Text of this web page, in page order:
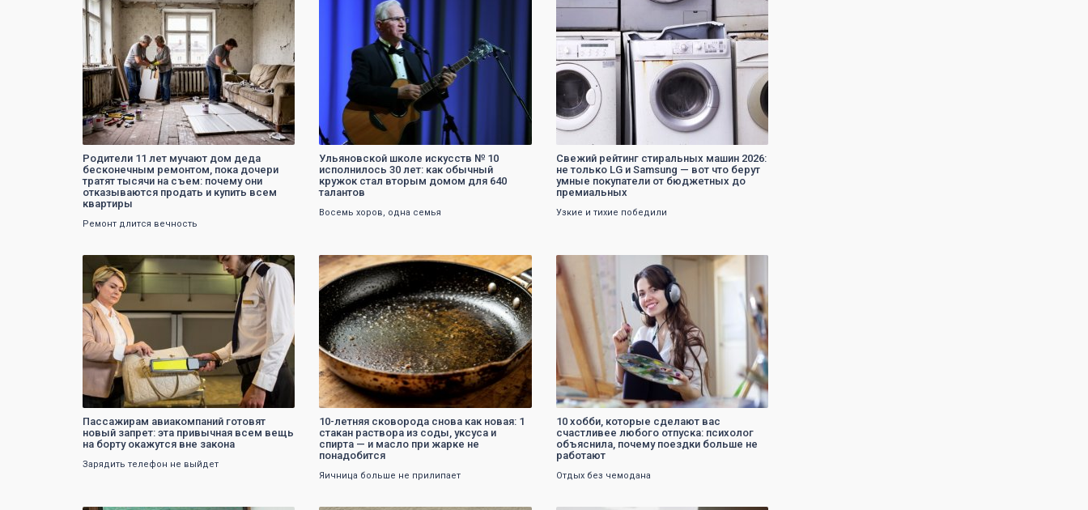
0
Родители 11 лет мучают дом деда
бесконечным ремонтом, пока дочери
тратят тысячи на съем: почему они
отказываются продать и купить всем
квартиры
Ремонт длится вечность
Ульяновской школе искусств № 10
исполнилось 30 лет: как обычный
кружок стал вторым домом для 640
талантов
Восемь хоров, одна семья
Свежий рейтинг стиральных машин 2026:
не только LG и Samsung — вот что берут
умные покупатели от бюджетных до
премиальных
Узкие и тихие победили
0
Пассажирам авиакомпаний готовят
новый запрет: эта привычная всем вещь
на борту окажутся вне закона
Зарядить телефон не выйдет
0
10-летняя сковорода снова как новая: 1
стакан раствора из соды, уксуса и
спирта — и масло при жарке не
понадобится
Яичница больше не прилипает
10 хобби, которые сделают вас
счастливее любого отпуска: психолог
объяснила, почему поездки больше не
работают
Отдых без чемодана